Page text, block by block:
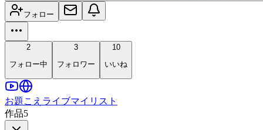
フォロー
2
フォロー中
3
フォロワー
10
いいね
お題 こえ ライブマイリスト
作品5